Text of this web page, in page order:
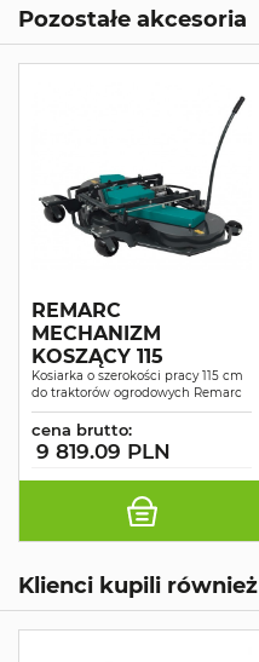
Pozostałe akcesoria
REMARC
MECHANIZM
KOSZĄCY 115
Kosiarka o szerokości pracy 115 cm
do traktorów ogrodowych Remarc
cena brutto:
9 819.09 PLN
Klienci kupili również